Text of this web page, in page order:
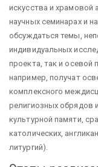
искусства и храмовой
научных семинарах и
обсуждаться темы,
индивидуальных
проекта, так и осевой
например, получат
комплексного
религиозных обрядов
культурной памяти,
католических,
литургий).